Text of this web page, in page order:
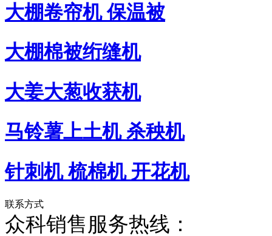
大棚卷帘机 保温被
大棚棉被绗缝机
大姜大葱收获机
马铃薯上土机 杀秧机
针刺机 梳棉机 开花机
联系方式
众科销售服务热线：